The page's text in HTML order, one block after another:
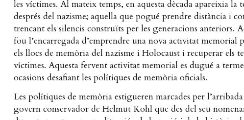
les víctimes. Al mateix temps, en aquesta dècada apareixia la
després del nazisme; aquella que pogué prendre distància i
trencant els silencis construïts per les generacions anteriors.
fou l’encarregada d’emprendre una nova activitat memorial
els llocs de memòria del nazisme i Holocaust i recuperar els
víctimes. Aquesta fervent activitat memorial es dugué a
ocasions desafiant les polítiques de memòria oficials.
Les polítiques de memòria estigueren marcades per
govern conservador de Helmut Kohl que des del seu